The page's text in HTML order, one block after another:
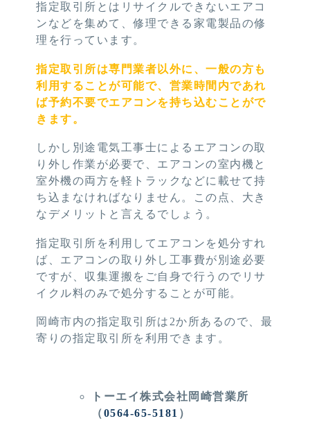
指定取引所とはリサイクルできないエアコ
ンなどを集めて、修理できる家電製品の修
理を行っています。
指定取引所は専門業者以外に、一般の方も
利用することが可能で、営業時間内であれ
ば予約不要でエアコンを持ち込むことがで
きます。
しかし別途電気工事士によるエアコンの取
り外し作業が必要で、エアコンの室内機と
室外機の両方を軽トラックなどに載せて持
ち込まなければなりません。この点、大き
なデメリットと言えるでしょう。
指定取引所を利用してエアコンを処分すれ
ば、エアコンの取り外し工事費が別途必要
ですが、収集運搬をご自身で行うのでリサ
イクル料のみで処分することが可能。
岡崎市内の指定取引所は2か所あるので、最
寄りの指定取引所を利用できます。
トーエイ株式会社岡崎営業所
（0564-65-5181 ）